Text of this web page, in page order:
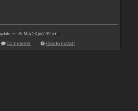
Fri 26 May 23 @ 2:39 pm
Comments How to install